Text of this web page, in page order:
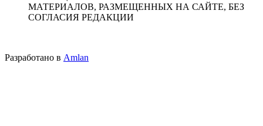
МАТЕРИАЛОВ, РАЗМЕЩЕННЫХ НА САЙТЕ, БЕЗ
СОГЛАСИЯ РЕДАКЦИИ
Разработано в Amlan